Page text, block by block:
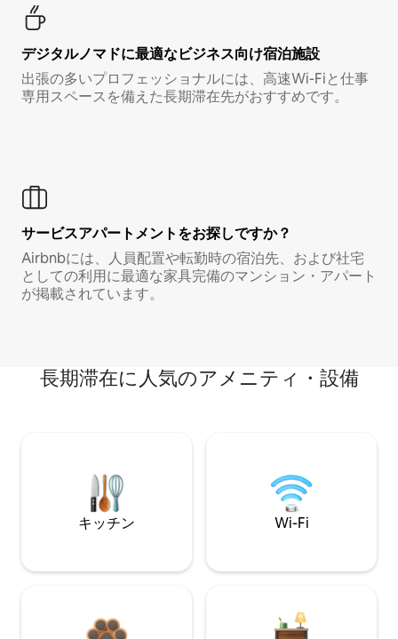
デジタルノマド⁠に最⁠適⁠なビ⁠ジ⁠ネ⁠ス⁠向⁠け宿⁠泊⁠施⁠設
出張の多いプロフェッショナルには、高速Wi-Fiと仕事
専用スペースを備えた長期滞在先がおすすめです。
サービスアパートメントをお探しですか？
Airbnbには、人員配置や転勤時の宿泊先、および社宅
としての利用に最適な家具完備のマンション・アパート
が掲載されています。
長期滞在に人気のアメニティ・設備
キッチン Wi-Fi